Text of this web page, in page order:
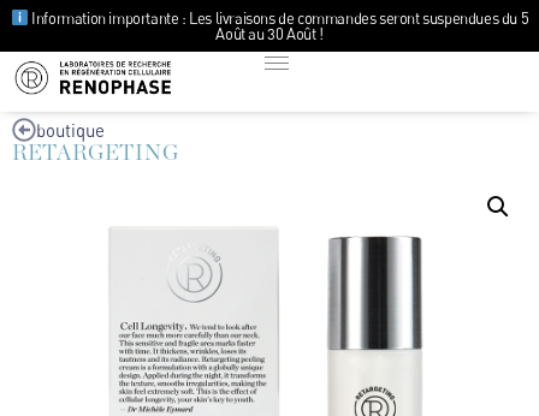
Information importante : Les livraisons de commandes seront suspendues du 5
Août au 30 Août !
boutique
RETARGETING